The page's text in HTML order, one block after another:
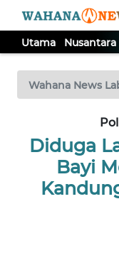
Utama Nusantara
Wahana News
Diduga
Bayi
TV
Tutup
NUSANTARA